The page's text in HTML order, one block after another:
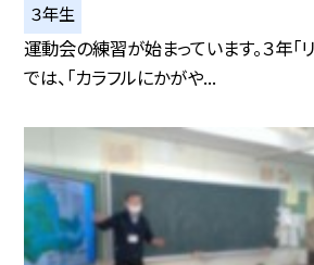
３年生
運動会の練習が始まっています。３年「
では、「カラフルにかがや...